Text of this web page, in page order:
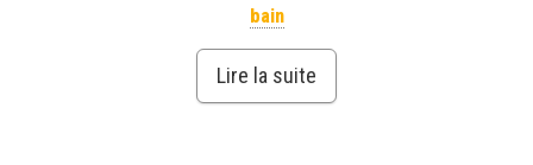
bain
Lire la suite